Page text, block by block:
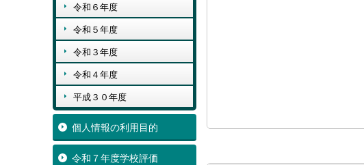
令和６年度
令和５年度
令和３年度
令和４年度
平成３０年度
個人情報の利用目的
令和７年度学校評価